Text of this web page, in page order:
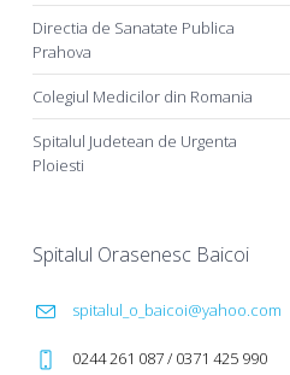
Directia de Sanatate Publica
Prahova
Colegiul Medicilor din Romania
Spitalul Judetean de Urgenta
Ploiesti
Spitalul Orasenesc Baicoi
spitalul_o_baicoi@yahoo.com
0244 261 087 / 0371 425 990